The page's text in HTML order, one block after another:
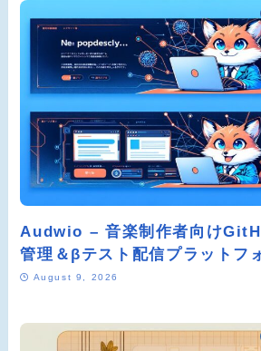
Audwio – 音楽制作者向け
管理＆βテスト配信プラットフ
August 9, 2026